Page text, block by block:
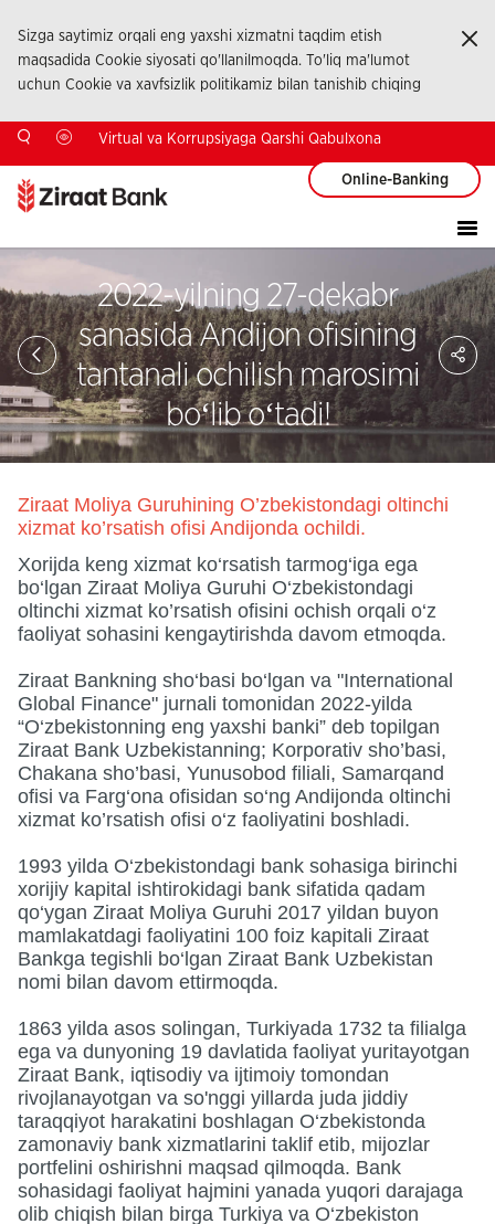
Sizga saytimiz orqali eng yaxshi xizmatni taqdim etish
maqsadida Cookie siyosati qo'llanilmoqda. To'liq ma'lumot
uchun Cookie va xavfsizlik politikamiz bilan tanishib chiqing
Virtual va Korrupsiyaga Qarshi Qabulxona
Online-Banking
2022-yilning 27-dekabr
sanasida Andijon ofisining
tantanali ochilish marosimi
boʻlib oʻtadi!
Ziraat Moliya Guruhining O’zbekistondagi oltinchi
xizmat ko’rsatish ofisi Andijonda ochildi.
Xorijda keng xizmat ko‘rsatish tarmog‘iga ega
bo‘lgan Ziraat Moliya Guruhi O‘zbekistondagi
oltinchi xizmat ko’rsatish ofisini ochish orqali o‘z
faoliyat sohasini kengaytirishda davom etmoqda.
Ziraat Bankning sho‘basi bo‘lgan va "International
Global Finance" jurnali tomonidan 2022-yilda
“O‘zbekistonning eng yaxshi banki” deb topilgan
Ziraat Bank Uzbekistanning; Korporativ sho’basi,
Chakana sho’basi, Yunusobod filiali, Samarqand
ofisi va Farg‘ona ofisidan so‘ng Andijonda oltinchi
xizmat ko’rsatish ofisi o‘z faoliyatini boshladi.
1993 yilda O‘zbekistondagi bank sohasiga birinchi
xorijiy kapital ishtirokidagi bank sifatida qadam
qo‘ygan Ziraat Moliya Guruhi 2017 yildan buyon
mamlakatdagi faoliyatini 100 foiz kapitali Ziraat
Bankga tegishli bo‘lgan Ziraat Bank Uzbekistan
nomi bilan davom ettirmoqda.
1863 yilda asos solingan, Turkiyada 1732 ta filialga
ega va dunyoning 19 davlatida faoliyat yuritayotgan
Ziraat Bank, iqtisodiy va ijtimoiy tomondan
rivojlanayotgan va so'nggi yillarda juda jiddiy
taraqqiyot harakatini boshlagan O‘zbekistonda
zamonaviy bank xizmatlarini taklif etib, mijozlar
portfelini oshirishni maqsad qilmoqda. Bank
sohasidagi faoliyat hajmini yanada yuqori darajaga
olib chiqish bilan birga Turkiya va O‘zbekiston